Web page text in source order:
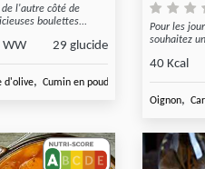
de l'autre côté de
boulettes...
WW 29 glucide
d'olive, Cumin en poudre Coriandre séche
Pour les
souhaitez
40 Kcal
Oignon,